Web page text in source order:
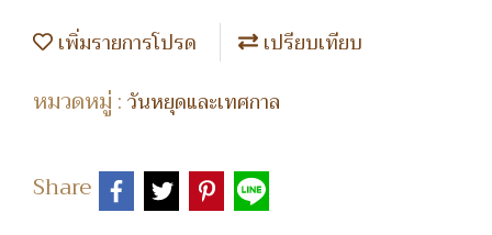
เพิ่มรายการโปรด เปรียบเทียบ
หมวดหมู่ :วันหยุดและเทศกาล
Share